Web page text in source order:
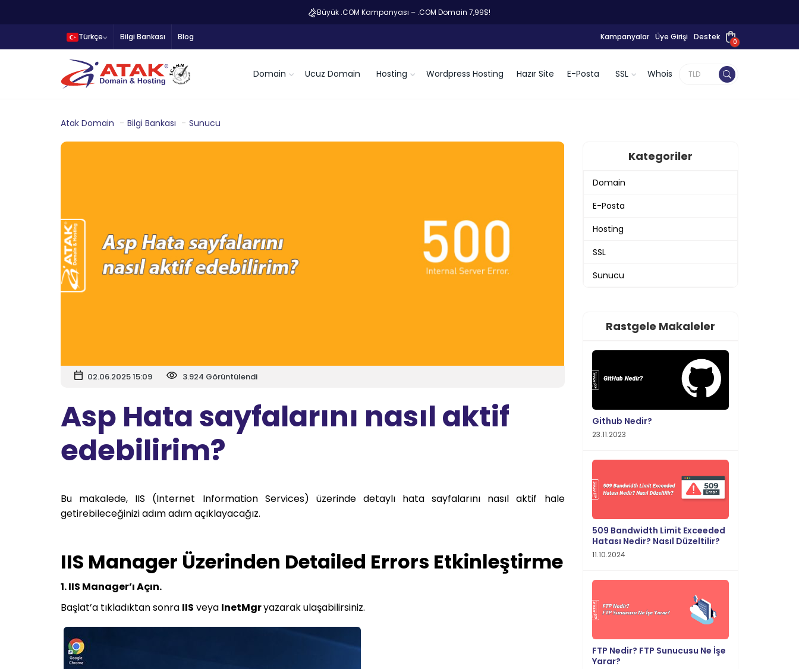
Büyük .COM Kampanyası – .COM Domain 7,99$!
Türkçe Bilgi Bankası Blog Kampanyalar Üye Girişi Destek
0
Domain Ucuz Domain Hosting Wordpress Hosting Hazır Site E-Posta SSL Whois
Atak Domain Bilgi Bankası Sunucu
02.06.2025 15:09 3.924 Görüntülendi
Asp Hata sayfalarını nasıl aktif
edebilirim?
Bu makalede, IIS (Internet Information Services) üzerinde detaylı hata sayfalarını nasıl aktif hale
getirebileceğinizi adım adım açıklayacağız.
IIS Manager Üzerinden Detailed Errors Etkinleştirme
1. IIS Manager’ı Açın.
Başlat’a tıkladıktan sonra IIS veya InetMgryazarak ulaşabilirsiniz.
Kategoriler
Domain
E-Posta
Hosting
SSL
Sunucu
Rastgele Makaleler
Github Nedir?
23.11.2023
509 Bandwidth Limit Exceeded
Hatası Nedir? Nasıl Düzeltilir?
11.10.2024
FTP Nedir? FTP Sunucusu Ne İşe
Yarar?